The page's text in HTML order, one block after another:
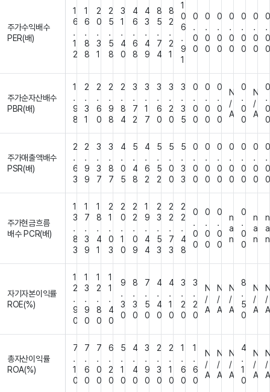
주가수익배수
PER(배)
1
6
.
1
2
1
6
.
8
8
2
0
.
3
1
2
5
.
5
8
3
1
.
4
0
4
6
.
6
8
4
3
.
4
9
8
5
.
7
4
8
2
.
2
1
1
0
6
.
9
1
0
.
0
0
0
.
0
0
0
.
0
0
0
.
0
0
0
.
0
0
0
.
0
0
0
.
0
0
주가순자산배수
PBR(배)
1
.
9
8
2
.
3
1
2
.
6
0
2
.
9
8
2
.
8
4
3
.
7
2
3
.
1
7
3
.
6
0
3
.
2
0
3
.
3
5
0
.
0
0
0
.
0
0
0
.
0
0
N
/
A
0
.
0
0
N
/
A
0
.
0
0
주가매출액배수
PSR(배)
2
.
6
3
2
.
9
9
3
.
3
7
3
.
8
7
4
.
0
5
5
.
4
8
4
.
6
2
5
.
5
2
5
.
0
0
5
.
3
3
0
.
0
0
0
.
0
0
0
.
0
0
0
.
0
0
0
.
0
0
0
.
0
0
0
.
0
0
주가현금흐름
배수 PCR(배)
1
3
.
8
3
1
7
.
3
9
1
8
.
4
1
2
1
.
0
3
2
0
.
1
0
2
2
.
0
9
1
9
.
4
4
2
3
.
5
3
2
2
.
7
3
2
2
.
4
8
0
.
0
0
0
.
0
0
0
.
0
0
n
a
n
0
.
0
0
n
a
n
n
a
n
자기자본이익률
ROE(%)
1
2
.
9
0
1
3
.
9
0
1
2
.
8
0
1
1
.
4
0
9
.
3
0
8
.
3
0
7
.
5
0
4
.
4
0
4
.
1
0
3
.
2
0
3
.
2
0
N
/
A
N
/
A
N
/
A
8
.
5
0
N
/
A
/
A
총자산이익률
ROA(%)
7
.
1
0
7
.
6
0
7
.
0
0
6
.
2
0
5
.
1
0
4
.
4
0
3
.
9
0
2
.
3
0
2
.
1
0
1
.
6
0
1
.
6
0
N
/
A
N
/
A
N
/
A
4
.
1
0
N
/
A
/
A